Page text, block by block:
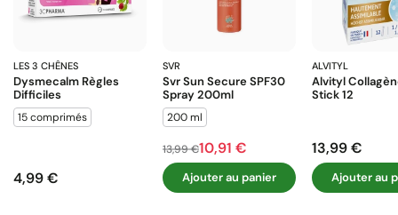
LES 3 CHÊNES
Dysmecalm Règles
Difficiles
15 comprimés
Prix
4,99 €
SVR
Svr Sun Secure SPF30
Spray 200ml
200 ml
Prix de base
13,99 €
Prix 10,91 €
Ajouter au panier
ALVITYL
Alvityl
Stick 12
Prix
13,99 €
Ajouter au